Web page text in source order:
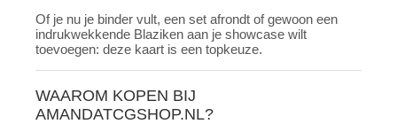
Of je nu je binder vult, een set afrondt of gewoon een
indrukwekkende Blaziken aan je showcase wilt
toevoegen: deze kaart is een topkeuze.
WAAROM KOPEN BIJ
AMANDATCGSHOP.NL?